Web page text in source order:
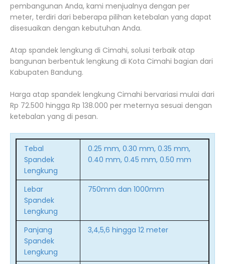
pembangunan Anda, kami menjualnya dengan per
meter, terdiri dari beberapa pilihan ketebalan yang dapat
disesuaikan dengan kebutuhan Anda.
Atap spandek lengkung di Cimahi, solusi terbaik atap
bangunan berbentuk lengkung di Kota Cimahi bagian dari
Kabupaten Bandung.
Harga atap spandek lengkung Cimahi bervariasi mulai dari
Rp 72.500 hingga Rp 138.000 per meternya sesuai dengan
ketebalan yang di pesan.
Tebal
Spandek
Lengkung
0.25 mm, 0.30 mm, 0.35 mm,
0.40 mm, 0.45 mm, 0.50 mm
Lebar
Spandek
Lengkung
750mm dan 1000mm
Panjang
Spandek
Lengkung
3,4,5,6 hingga 12 meter